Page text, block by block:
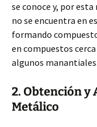
se conoce y, por esta
no se encuentra en
formando
en compuestos
algunos manantiales.
2. Obtención y
Metálico